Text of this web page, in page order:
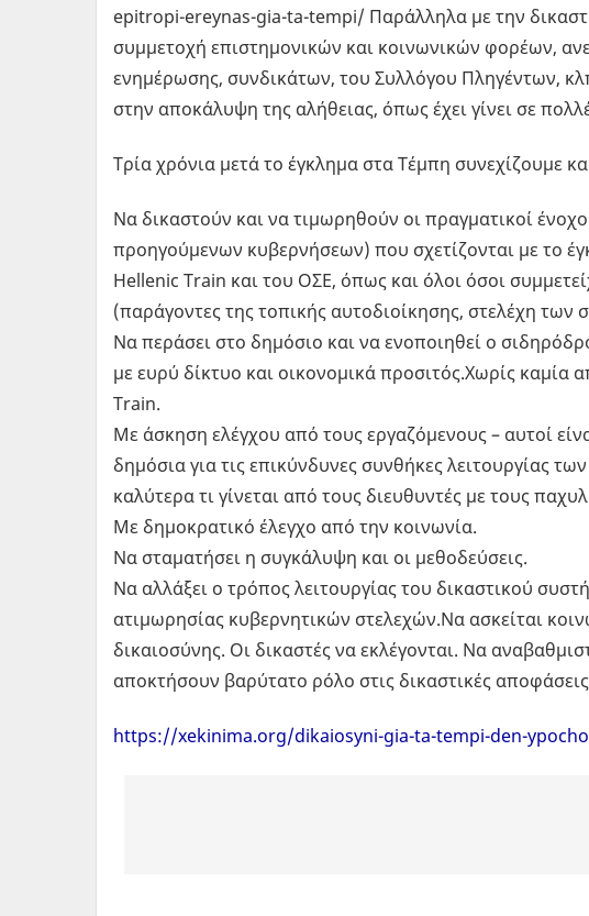
epitropi-ereynas-gia-ta-tempi/ Παράλληλα με την
συμμετοχή επιστημονικών και κοινωνικών φορέων,
ενημέρωσης, συνδικάτων, του Συλλόγου Πληγέντων,
στην αποκάλυψη της αλήθειας, όπως έχει γίνει σε
Τρία χρόνια μετά το έγκλημα στα Τέμπη συνεχίζουμε
Να δικαστούν και να τιμωρηθούν οι πραγματικοί
προηγούμενων κυβερνήσεων) που σχετίζονται με το
Hellenic Train και του ΟΣΕ, όπως και όλοι όσοι
(παράγοντες της τοπικής αυτοδιοίκησης, στελέχη
Να περάσει στο δημόσιο και να ενοποιηθεί ο
με ευρύ δίκτυο και οικονομικά προσιτός.Χωρίς καμία
Train.
Με άσκηση ελέγχου από τους εργαζόμενους – αυτοί
δημόσια για τις επικύνδυνες συνθήκες λειτουργίας
καλύτερα τι γίνεται από τους διευθυντές με τους
Με δημοκρατικό έλεγχο από την κοινωνία.
Να σταματήσει η συγκάλυψη και οι μεθοδεύσεις.
Να αλλάξει ο τρόπος λειτουργίας του δικαστικού
ατιμωρησίας κυβερνητικών στελεχών.Να ασκείται
δικαιοσύνης. Οι δικαστές να εκλέγονται. Να
αποκτήσουν βαρύτατο ρόλο στις δικαστικές
https://xekinima.org/dikaiosyni-gia-ta-tempi-den-